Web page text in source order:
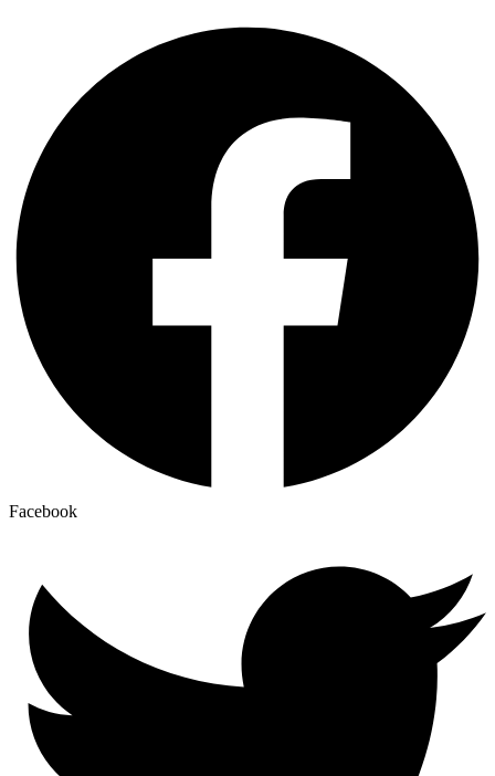
Facebook